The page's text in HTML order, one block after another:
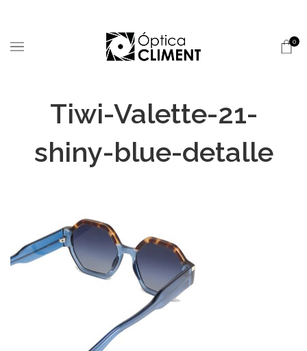
0
Tiwi-Valette-21-
shiny-blue-detalle